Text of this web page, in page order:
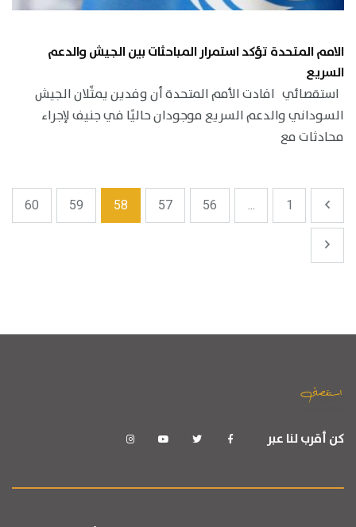
الامم المتحدة تؤكد استمرار المباحثات بين الجيش والدعم
السريع
استقصائي افادت الأمم المتحدة أن وفدين يمثّلان الجيش
السوداني والدعم السريع موجودان حاليًا في جنيف لإجراء
محادثات مع
1
56
57
58
59
60
كن أقرب لنا عبر